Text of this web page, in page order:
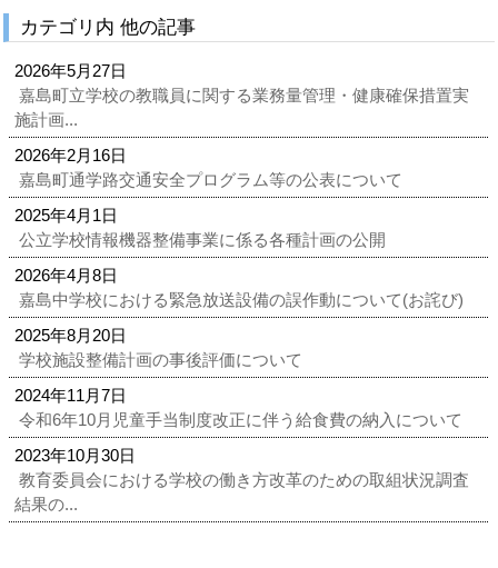
カテゴリ内 他の記事
2026年5月27日
嘉島町立学校の教職員に関する業務量管理・健康確保措置実
施計画...
2026年2月16日
嘉島町通学路交通安全プログラム等の公表について
2025年4月1日
公立学校情報機器整備事業に係る各種計画の公開
2026年4月8日
嘉島中学校における緊急放送設備の誤作動について(お詫び)
2025年8月20日
学校施設整備計画の事後評価について
2024年11月7日
令和6年10月児童手当制度改正に伴う給食費の納入について
2023年10月30日
教育委員会における学校の働き方改革のための取組状況調査
結果の...